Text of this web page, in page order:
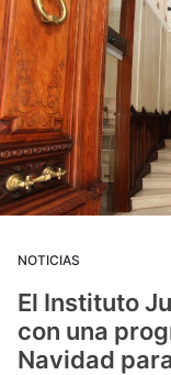
NOTICIAS
El Instituto
con una
Navidad